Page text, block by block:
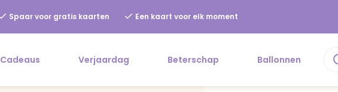
Spaar voor gratis kaarten Een kaart voor elk moment
Cadeaus Verjaardag Beterschap Ballonnen